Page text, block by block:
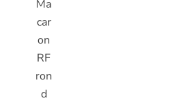
Ma
car
on
RF
ron
d